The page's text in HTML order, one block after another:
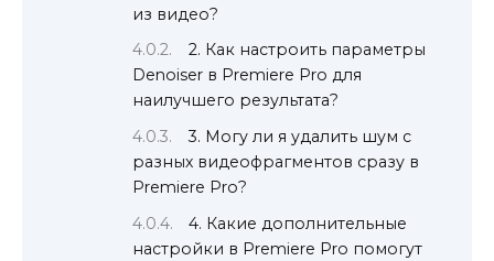
из видео?
2. Как настроить параметры
Denoiser в Premiere Pro для
наилучшего результата?
3. Могу ли я удалить шум с
разных видеофрагментов сразу в
Premiere Pro?
4. Какие дополнительные
настройки в Premiere Pro помогут